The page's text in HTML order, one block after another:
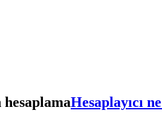
hesaplamaHesaplayıcı